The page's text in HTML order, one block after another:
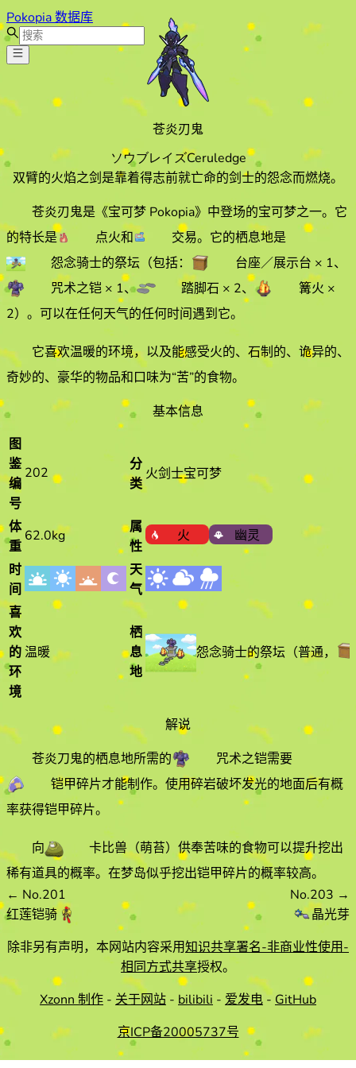
Pokopia 数据库
苍炎刃鬼
ソウブレイズCeruledge
双臂的火焰之剑是靠着得志前就亡命的剑士的怨念而燃烧。
苍炎刃鬼是《宝可梦 Pokopia》中登场的宝可梦之一。它
的特长是 点火和 交易。它的栖息地是
怨念骑士的祭坛 （包括： 台座／展示台 × 1、
咒术之铠 × 1、 踏脚石 × 2、 篝火 ×
2） 。 可以在任何天气的任何时间遇到它。
它喜欢温暖的环境，以及能感受火的、石制的、诡异的、
奇妙的、豪华的物品和口味为“苦”的食物。
基本信息
图
鉴
编
号
202
分
类
火剑士宝可梦
体
重
62.0kg
属
性
火
幽灵
时
间
天
气
喜
欢
的
环
境
温暖
栖
息
地
怨念骑士的祭坛 （普通，
解说
苍炎刀鬼的栖息地所需的
咒术之铠需要
铠甲碎片才能制作。使用碎岩破坏发光的地面后有概
率获得铠甲碎片。
向 卡比兽（萌苔） 供奉苦味的食物可以提升挖出
稀有道具的概率。在梦岛似乎挖出铠甲碎片的概率较高。
← No.201
红莲铠骑
No.203 →
晶光芽
除非另有声明，本网站内容采用知识共享署名-非商业性使用-
相同方式共享授权。
Xzonn 制作 - 关于网站 - bilibili - 爱发电 - GitHub
京ICP备20005737号